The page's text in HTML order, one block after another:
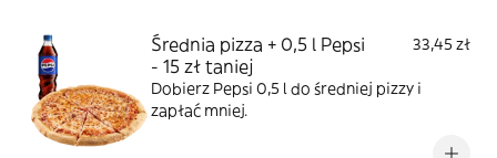
Średnia pizza + 0,5 l Pepsi
- 15 zł taniej
33,45 zł
Dobierz Pepsi 0,5 l do średniej pizzy i
zapłać mniej.